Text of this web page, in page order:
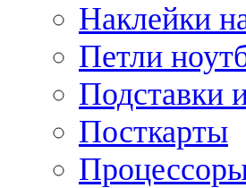
Наклейки
Петли
Подставки
Посткарты